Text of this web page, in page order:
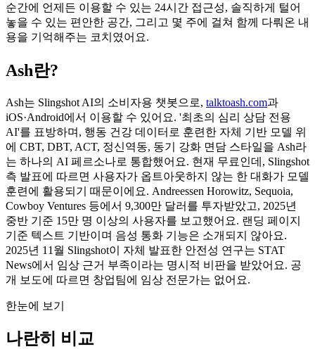
순간에 언제든 이용할 수 있는 24시간 접근성, 솔직하게 털어
놓을 수 있는 편안한 공간, 그리고 몇 주에 걸쳐 함께 다뤄온 내
용을 기억해주는 코치였어요.
Ash란?
Ash는 Slingshot AI의 소비자용 챗봇으로, talktoash.com과
iOS·Android에서 이용할 수 있어요. '최초의 심리 상담 전용
AI'를 표방하며, 행동 건강 데이터로 훈련한 자체 기반 모델 위
에 CBT, DBT, ACT, 정신역동, 동기 강화 면담 스타일을 Ash라
는 하나의 AI 페르소나로 통합했어요. 현재 무료인데, Slingshot
측 발표에 따르면 사용자가 옵트아웃하지 않는 한 대화가 모델
훈련에 활용되기 때문이에요. Andreessen Horowitz, Sequoia,
Cowboy Ventures 등에서 9,300만 달러 를 투자받았고, 2025년
중반 기준 15만 명 이상의 사용자를 보고했어요. 랜딩 페이지
기준 텍스트 기반이며 음성 통화 기능은 소개되지 않아요.
2025년 11월 Slingshot이 자체 발표한 안전성 연구는 STAT
News에서 임상 근거 부족이라는 명시적 비판을 받았어요. 공
개 보도에 따르면 창업팀에 임상 전문가는 없어요.
한눈에 보기
나란히 비교